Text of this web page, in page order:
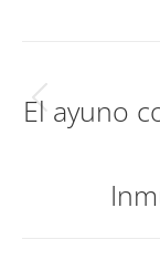
entre
El ayuno